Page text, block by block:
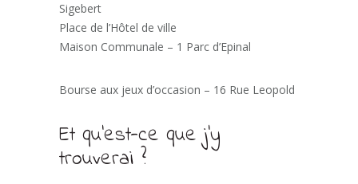
Sigebert
Place de l’Hôtel de ville
Maison Communale – 1 Parc d’Epinal
Bourse aux jeux d’occasion – 16 Rue Leopold
Et qu’est-ce que j’y
trouverai ?